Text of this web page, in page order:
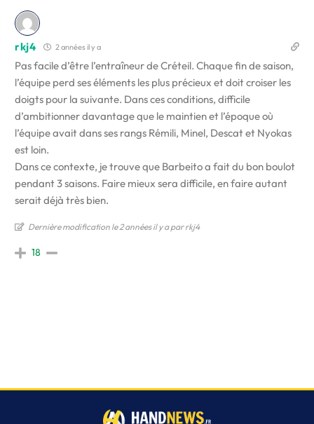
rkj4 2 années il y a
Pas facile d’être l’entraîneur de Créteil. Chaque fin de saison,
l’équipe perd ses éléments les plus précieux et doit croiser les
doigts pour la suivante. Dans ces conditions, difficile
d’ambitionner davantage que le maintien et l’époque où
l’équipe avait dans ses rangs Rémili, Minel, Descat et Nyokas
est loin.
Dans ce contexte, je trouve que Barbeito a fait du bon boulot
pendant 3 saisons. Faire mieux sera difficile, en faire autant
serait déjà très bien.
Dernière modification le 2 années il y a par rkj4
18